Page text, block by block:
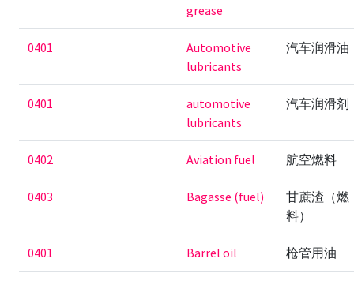
grease
0401
Automotive
lubricants
汽车润滑油
0401
automotive
lubricants
汽车润滑剂
0402 Aviation fuel 航空燃料
0403 Bagasse (fuel)
甘蔗渣（燃
料）
0401 Barrel oil 枪管用油